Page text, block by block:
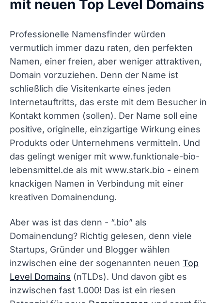
mit neuen Top Level Domains
Professionelle Namensfinder würden
vermutlich immer dazu raten, den perfekten
Namen, einer freien, aber weniger attraktiven,
Domain vorzuziehen. Denn der Name ist
schließlich die Visitenkarte eines jeden
Internetauftritts, das erste mit dem Besucher in
Kontakt kommen (sollen). Der Name soll eine
positive, originelle, einzigartige Wirkung eines
Produkts oder Unternehmens vermitteln. Und
das gelingt weniger mit www.funktionale-bio-
lebensmittel.de als mit www.stark.bio - einem
knackigen Namen in Verbindung mit einer
kreativen Domainendung.
Aber was ist das denn - “.bio” als
Domainendung? Richtig gelesen, denn viele
Startups, Gründer und Blogger wählen
inzwischen eine der sogenannten neuen Top
Level Domains (nTLDs). Und davon gibt es
inzwischen fast 1.000! Das ist ein riesen